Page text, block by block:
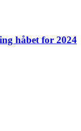
håbet for 2024